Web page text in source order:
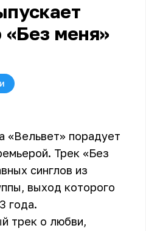
меня»
«Вельвет» порадует
Трек «Без
синглов из
выход которого
года.
трек о любви,